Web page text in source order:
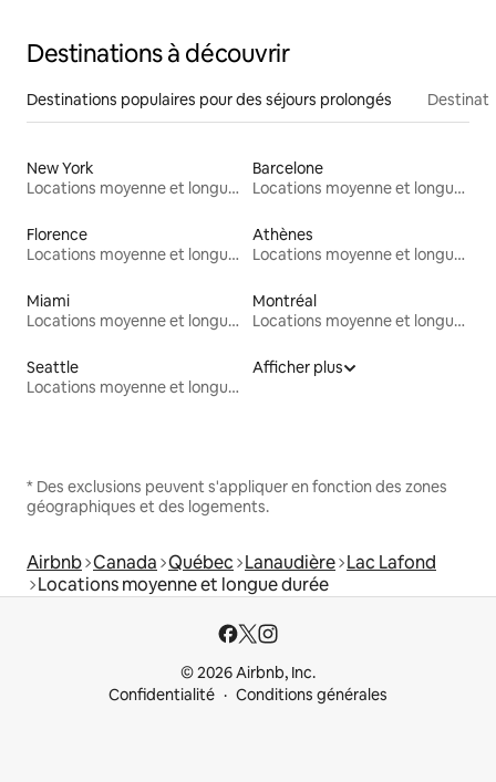
Destinations à découvrir
Destinations populaires pour des séjours prolongés
New York
Locations moyenne et longue durée
Barcelone
Locations moyenne et longue durée
Florence
Locations moyenne et longue durée
Athènes
Locations moyenne et longue durée
Miami
Locations moyenne et longue durée
Montréal
Locations moyenne et longue durée
Seattle
Locations moyenne et longue durée
Afficher plus
* Des exclusions peuvent s'appliquer en fonction des zones
géographiques et des logements.
Airbnb Canada Québec Lanaudière Lac Lafond
Locations moyenne et longue durée
© 2026 Airbnb, Inc.
Confidentialité
Conditions générales